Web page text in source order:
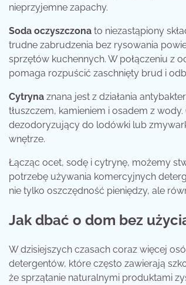
nieprzyjemne zapachy.
Soda oczyszczona to niezastąpiony
trudne zabrudzenia bez rysowania
sprzętów kuchennych. W połączeniu z
pomaga rozpuścić zaschnięty brud i
Cytryna znana jest z działania
tłuszczem, kamieniem i osadem z
dezodoryzujący do lodówki lub
wnętrze.
Łącząc ocet, sodę i cytrynę, możemy
potrzebę używania komercyjnych
nie tylko oszczędność pieniędzy, ale
Jak dbać o dom bez
W dzisiejszych czasach coraz więcej
detergentów, które często zawierają
że sprzątanie naturalnymi produktami